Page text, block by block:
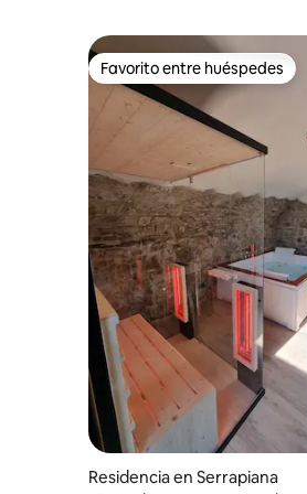
Favorito entre huéspedes
Favorito entre huéspedes
Residencia en Serrapiana